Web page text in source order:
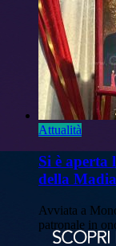
Attualità
Si è aperta
della Madia
Avviata a
patronale in